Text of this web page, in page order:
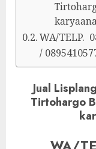
WA/TELP.
/
Jual
Tirtohargo